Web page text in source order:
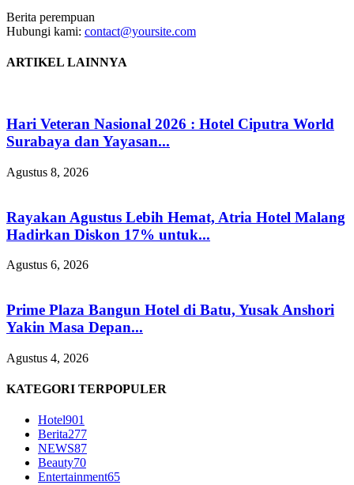
Berita perempuan
Hubungi kami: contact@yoursite.com
ARTIKEL LAINNYA
Hari Veteran Nasional 2026 : Hotel Ciputra World
Surabaya dan Yayasan...
Agustus 8, 2026
Rayakan Agustus Lebih Hemat, Atria Hotel Malang
Hadirkan Diskon 17% untuk...
Agustus 6, 2026
Prime Plaza Bangun Hotel di Batu, Yusak Anshori
Yakin Masa Depan...
Agustus 4, 2026
KATEGORI TERPOPULER
Hotel901
Berita277
NEWS87
Beauty70
Entertainment65